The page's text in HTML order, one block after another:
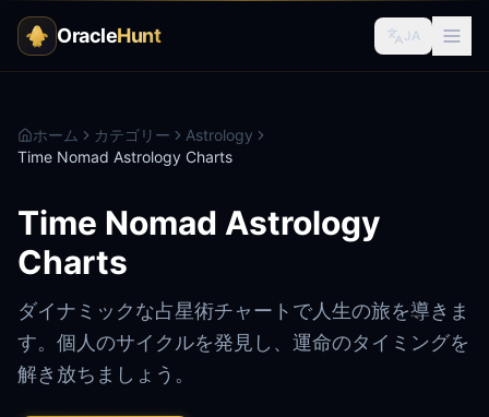
OracleHunt JA
ホーム カテゴリー
Astrology
Time Nomad Astrology Charts
Time Nomad Astrology
Charts
ダイナミックな占星術チャートで人生の旅を導きま
す。個人のサイクルを発見し、運命のタイミングを
解き放ちましょう。